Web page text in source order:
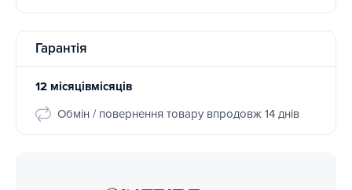
Гарантія
12 місяцівмісяців
Обмін / повернення товару впродовж 14 днів